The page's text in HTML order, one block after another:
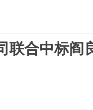
联合中标阎